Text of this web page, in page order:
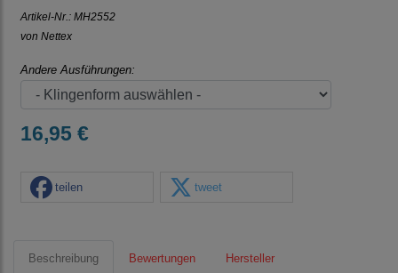
Artikel-Nr.: MH2552
von Nettex
Andere Ausführungen:
16,95 €
teilen tweet
Beschreibung Bewertungen Hersteller